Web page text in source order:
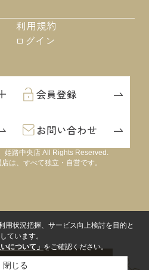
利用規約
ログイン
会員登録
お問い合わせ
路中央店 All Rights Reserved.
は、すべて独立・自営です。
録
用状況把握、サービス向上検討を目的と
ています。
について」 をご確認ください。
閉じる